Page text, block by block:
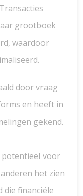
grootboek
waardoor
door vraag
en heeft in
gekend.
voor
het zien
die financiële